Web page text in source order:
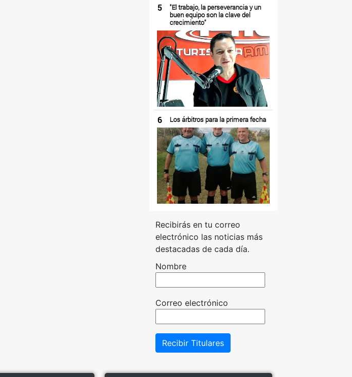
5
"El trabajo, la perseverancia y un
buen equipo son la clave del
crecimiento"
6 Los árbitros para la primera fecha
Recibirás en tu correo
electrónico las noticias más
destacadas de cada día.
Nombre
Correo electrónico
Recibir Titulares